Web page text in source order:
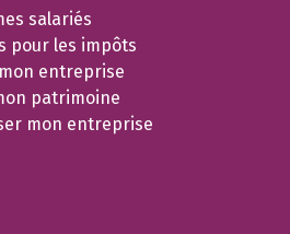
salariés
pour les impôts
entreprise
patrimoine
mon entreprise